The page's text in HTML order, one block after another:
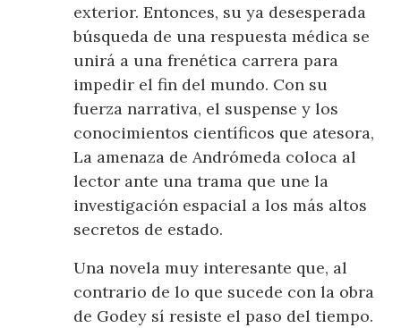
exterior. Entonces, su ya desesperada
búsqueda de una respuesta médica se
unirá a una frenética carrera para
impedir el fin del mundo. Con su
fuerza narrativa, el suspense y los
conocimientos científicos que atesora,
La amenaza de Andrómeda coloca al
lector ante una trama que une la
investigación espacial a los más altos
secretos de estado.
Una novela muy interesante que, al
contrario de lo que sucede con la obra
de Godey sí resiste el paso del tiempo.